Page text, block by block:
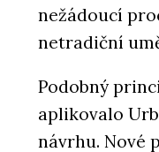
nežádoucí
netradiční
Podobný
aplikovalo
návrhu. Nové